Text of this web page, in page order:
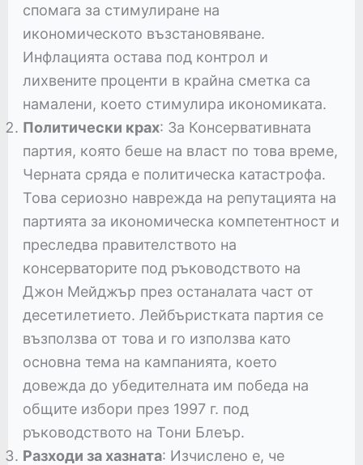
спомага за стимулиране на
икономическото възстановяване.
Инфлацията остава под контрол и
лихвените проценти в крайна сметка са
намалени, което стимулира икономиката.
Политически крах: За Консервативната
партия, която беше на власт по това време,
Черната сряда е политическа катастрофа.
Това сериозно наврежда на репутацията на
партията за икономическа компетентност и
преследва правителството на
консерваторите под ръководството на
Джон Мейджър през останалата част от
десетилетието. Лейбъристката партия се
възползва от това и го използва като
основна тема на кампанията, което
довежда до убедителната им победа на
общите избори през 1997 г. под
ръководството на Тони Блеър.
Разходи за хазната: Изчислено е, че